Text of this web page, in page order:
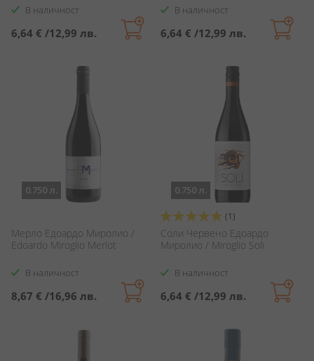
В наличност
6,64 € /12,99 лв.
В наличност
6,64 € /12,99 лв.
0.750 л.
Мерло Едоардо Миролио /
Edoardo Miroglio Merlot
В наличност
8,67 € /16,96 лв.
0.750 л.
Оценка:
100%
(1)
Соли Червено Едоардо
Миролио / Miroglio Soli
В наличност
6,64 € /12,99 лв.